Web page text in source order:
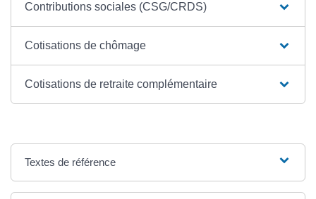
Contributions sociales (CSG/CRDS)
Cotisations de chômage
Cotisations de retraite complémentaire
Textes de référence